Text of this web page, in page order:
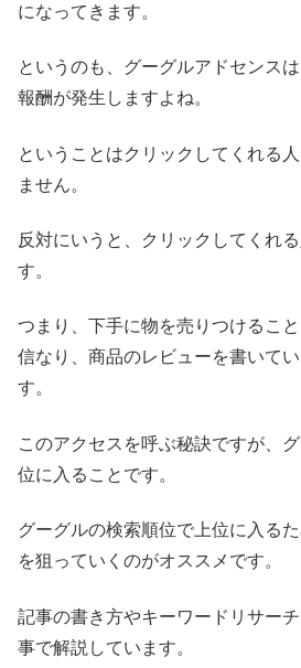
になってきます。
というのも、グーグルアドセンス
報酬が発生しますよね。
ということはクリックしてくれる
ません。
反対にいうと、クリックしてくれ
す。
つまり、下手に物を売りつけるこ
信なり、商品のレビューを書いて
す。
このアクセスを呼ぶ秘訣ですが、
位に入ることです。
グーグルの検索順位で上位に入る
を狙っていくのがオススメです。
記事の書き方やキーワードリサー
事で解説しています。